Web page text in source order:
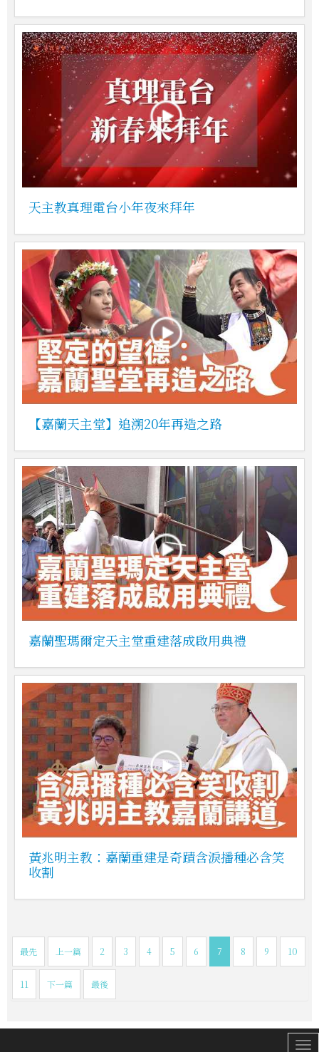
天主教真理電台小年夜來拜年
【嘉蘭天主堂】追溯20年再造之路
嘉蘭聖瑪爾定天主堂重建落成啟用典禮
黃兆明主教：嘉蘭重建是奇蹟含淚播種必含笑
收割
最先 上一篇 2 3 4 5 6 7 8 9 10
11 下一篇 最後